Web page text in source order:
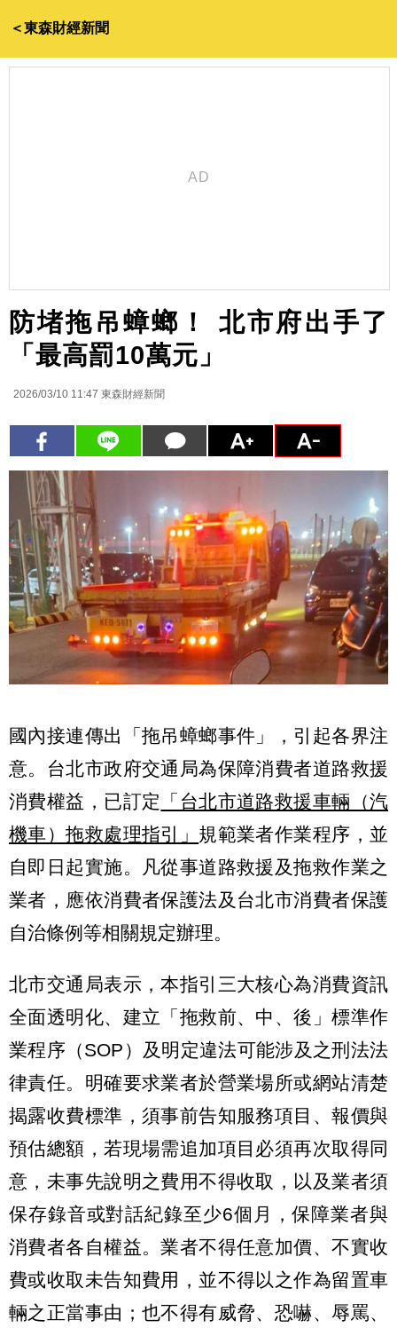
＜東森財經新聞
防堵拖吊蟑螂！ 北市府出手了
「最高罰10萬元」
2026/03/10 11:47 東森財經新聞
國內接連傳出「拖吊蟑螂事件」，引起各界注
意。台北市政府交通局為保障消費者道路救援
消費權益，已訂定
「台北市道路救援車輛（汽
機車）拖救處理指引」 規範業者作業程序，並
自即日起實施。凡從事道路救援及拖救作業之
業者，應依消費者保護法及台北市消費者保護
自治條例等相關規定辦理。
北市交通局表示，本指引三大核心為消費資訊
全面透明化、建立「拖救前、中、後」標準作
業程序（SOP）及明定違法可能涉及之刑法法
律責任。明確要求業者於營業場所或網站清楚
揭露收費標準，須事前告知服務項目、報價與
預估總額，若現場需追加項目必須再次取得同
意，未事先說明之費用不得收取，以及業者須
保存錄音或對話紀錄至少6個月，保障業者與
消費者各自權益。業者不得任意加價、不實收
費或收取未告知費用，並不得以之作為留置車
輛之正當事由；也不得有威脅、恐嚇、辱罵、